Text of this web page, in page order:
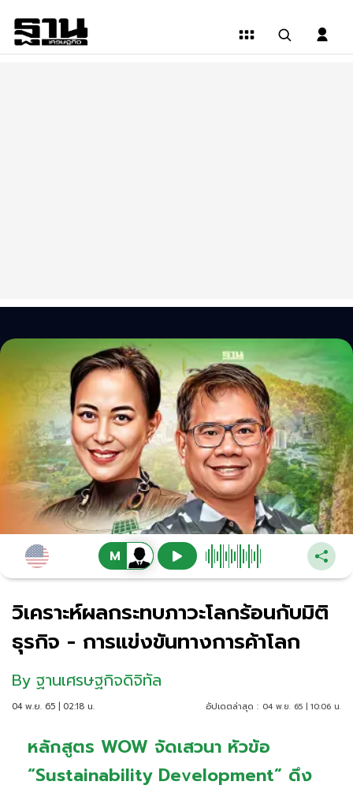
วิเคราะห์ผลกระทบภาวะโลกร้อนกับมิติ
ธุรกิจ - การแข่งขันทางการค้าโลก
By ฐานเศรษฐกิจดิจิทัล
04 พ.ย. 65 | 02:18 น. อัปเดตล่าสุด : 04 พ.ย. 65 | 10:06 น.
หลักสูตร WOW จัดเสวนา หัวข้อ
“Sustainability Development” ดึง